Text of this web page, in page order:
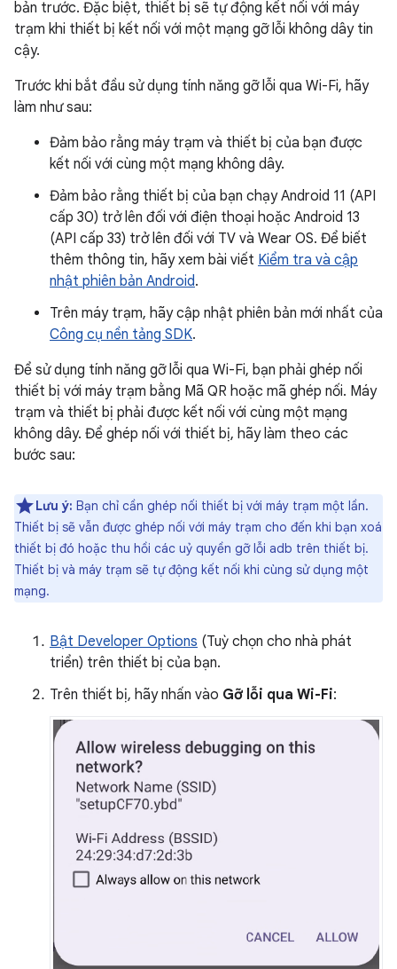
bản trước. Đặc biệt, thiết bị sẽ tự động kết nối với máy
trạm khi thiết bị kết nối với một mạng gỡ lỗi không dây tin
cậy.
Trước khi bắt đầu sử dụng tính năng gỡ lỗi qua Wi-Fi, hãy
làm như sau:
Đảm bảo rằng máy trạm và thiết bị của bạn được
kết nối với cùng một mạng không dây.
Đảm bảo rằng thiết bị của bạn chạy Android 11 (API
cấp 30) trở lên đối với điện thoại hoặc Android 13
(API cấp 33) trở lên đối với TV và Wear OS. Để biết
thêm thông tin, hãy xem bài viết Kiểm tra và cập
nhật phiên bản Android.
Trên máy trạm, hãy cập nhật phiên bản mới nhất của
Công cụ nền tảng SDK.
Để sử dụng tính năng gỡ lỗi qua Wi-Fi, bạn phải ghép nối
thiết bị với máy trạm bằng Mã QR hoặc mã ghép nối. Máy
trạm và thiết bị phải được kết nối với cùng một mạng
không dây. Để ghép nối với thiết bị, hãy làm theo các
bước sau:
Lưu ý: Bạn chỉ cần ghép nối thiết bị với máy trạm một lần.
Thiết bị sẽ vẫn được ghép nối với máy trạm cho đến khi bạn xoá
thiết bị đó hoặc thu hồi các uỷ quyền gỡ lỗi adb trên thiết bị.
Thiết bị và máy trạm sẽ tự động kết nối khi cùng sử dụng một
mạng.
Bật Developer Options (Tuỳ chọn cho nhà phát
triển) trên thiết bị của bạn.
Trên thiết bị, hãy nhấn vào Gỡ lỗi qua Wi-Fi: